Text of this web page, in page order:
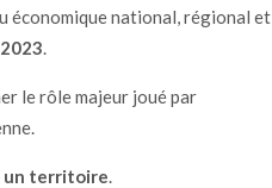
économique national, régional et
.
le rôle majeur joué par
un territoire.